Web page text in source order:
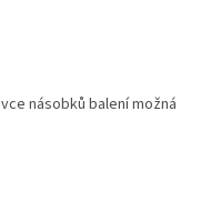
násobků balení možná